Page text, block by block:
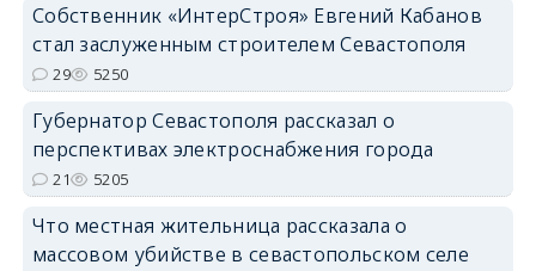
Собственник «ИнтерСтроя» Евгений Кабанов
стал заслуженным строителем Севастополя
29 5250
Губернатор Севастополя рассказал о
перспективах электроснабжения города
21 5205
Что местная жительница рассказала о
массовом убийстве в севастопольском селе